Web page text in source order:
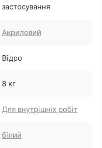
застосування
Акриловий
Відро
8 кг
Для внутрішніх робіт
білий